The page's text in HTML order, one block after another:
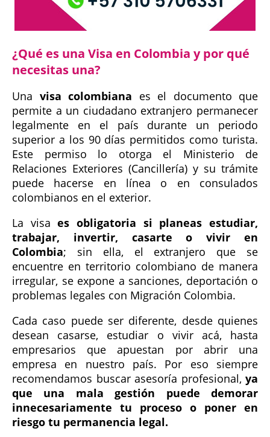
¿Qué es una Visa en Colombia y por qué
necesitas una?
Una visa colombiana es el documento que
permite a un ciudadano extranjero permanecer
legalmente en el país durante un periodo
superior a los 90 días permitidos como turista.
Este permiso lo otorga el Ministerio de
Relaciones Exteriores (Cancillería) y su trámite
puede hacerse en línea o en consulados
colombianos en el exterior.
La visaes obligatoria si planeas estudiar,
trabajar, invertir, casarte o vivir en
Colombia; sin ella, el extranjero que se
encuentre en territorio colombiano de manera
irregular, se expone a sanciones, deportación o
problemas legales con Migración Colombia.
Cada caso puede ser diferente, desde quienes
desean casarse, estudiar o vivir acá, hasta
empresarios que apuestan por abrir una
empresa en nuestro país. Por eso siempre
recomendamos buscar asesoría profesional, ya
que una mala gestión puede demorar
innecesariamente tu proceso o poner en
riesgo tu permanencia legal.